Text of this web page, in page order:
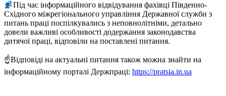
Під час інформаційного відвідування фахівці Південно-
Східного міжрегіонального управління Державної служби з
питань праці поспілкувались з неповнолітніми, детально
довели важливі особливості додержання законодавства
дитячої праці, відповіли на поставлені питання.
☝Відповіді на актуальні питання також можна знайти на
інформаційному порталі Держпраці: https://pratsia.in.ua